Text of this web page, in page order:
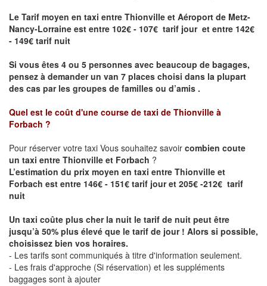
Le Tarif moyen en taxi entre Thionville et Aéroport de Metz-
Nancy-Lorraine est entre 102€ - 107€ tarif jour et entre 142€
- 149€ tarif nuit
Si vous êtes 4 ou 5 personnes avec beaucoup de bagages,
pensez à demander un van 7 places choisi dans la plupart
des cas par les groupes de familles ou d’amis .
Quel est le coût d'une course de taxi de Thionville à
Forbach ?
Pour réserver votre taxi Vous souhaitez savoir combien coute
un taxi entre Thionville et Forbach ?
L’estimation du prix moyen en taxi entre Thionville et
Forbach est entre 146€ - 151€ tarif jour et 205€ -212€ tarif
nuit
Un taxi coûte plus cher la nuit le tarif de nuit peut être
jusqu’à 50% plus élevé que le tarif de jour ! Alors si possible,
choisissez bien vos horaires.
- Les tarifs sont communiqués à titre d'information seulement.
- Les frais d'approche (Si réservation) et les suppléments
baggages sont à ajouter